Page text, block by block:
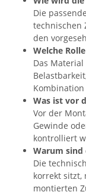
Die
technischen
den
Welche
Das
Was ist vor
Vor der
Gewinde
kontrolliert
Warum sind
Die
korrekt sitzt,
montierten